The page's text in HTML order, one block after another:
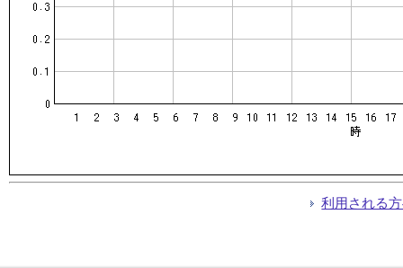
利用される